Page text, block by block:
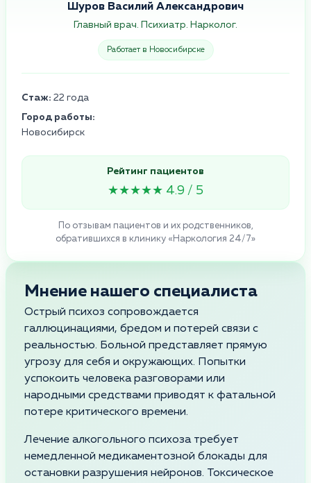
Шуров Василий Александрович
Главный врач. Психиатр. Нарколог.
Работает в Новосибирске
Стаж: 22 года
Город работы:
Новосибирск
Рейтинг пациентов
★★★★★ 4.9 / 5
По отзывам пациентов и их родственников,
обратившихся в клинику «Наркология 24/7»
Мнение нашего специалиста
Острый психоз сопровождается
галлюцинациями, бредом и потерей связи с
реальностью. Больной представляет прямую
угрозу для себя и окружающих. Попытки
успокоить человека разговорами или
народными средствами приводят к фатальной
потере критического времени.
Лечение алкогольного психоза требует
немедленной медикаментозной блокады для
остановки разрушения нейронов. Токсическое